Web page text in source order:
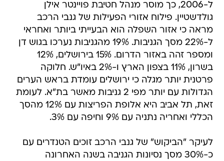
ל-2006, כך מוסר מנהל חטיבת פויינטר אילן
גולדשטיין. פילוח אזורי הפעילות של גנבי הרכב
מראה כי אזור השפלה הוא הבעייתי ביותר ואחראי
ל-22% מסך הגניבות. 19% מהגניבות נערכו בגוש דן
ומספר זהה באזור הדרום. 15% בירושלים, 12%
בשרון, 11% בצפון הארץ ו-2% באיו"ש. חלוקה
פרטנית יותר מגלה כי ירושלים עומדת בראש הערים
הגדולות עם יותר מפי 2 גניבות מאשר בת"א. לעומת
זאת, תל אביב היא אלופת הפריצות עם 12% מהסך
הכללי ואחריה נתניה עם 9% וחיפה עם 3%.
לעיקר "הביקוש" של גנבי הרכב זוכים הטנדרים עם
כ-30% מסך נסיונות הגניבה בשנה האחרונה